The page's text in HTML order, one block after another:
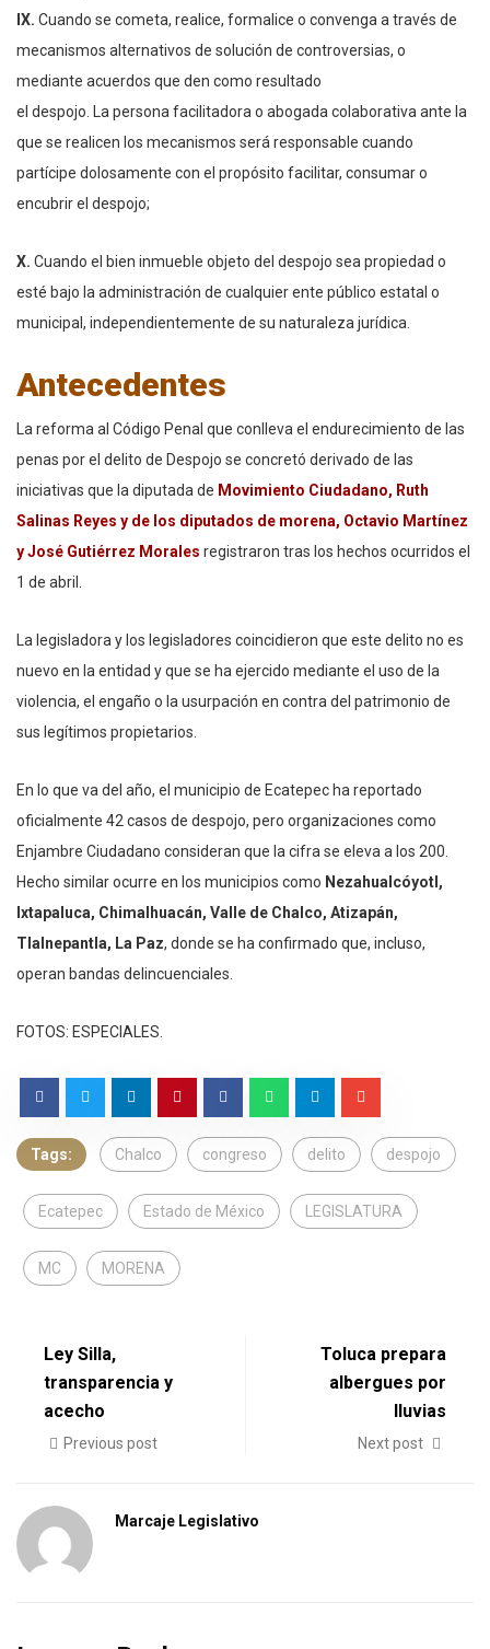
IX. Cuando se cometa, realice, formalice o convenga a través de
mecanismos alternativos de solución de controversias, o
mediante acuerdos que den como resultado
el despojo. La persona facilitadora o abogada colaborativa ante la
que se realicen los mecanismos será responsable cuando
partícipe dolosamente con el propósito facilitar, consumar o
encubrir el despojo;
X. Cuando el bien inmueble objeto del despojo sea propiedad o
esté bajo la administración de cualquier ente público estatal o
municipal, independientemente de su naturaleza jurídica.
Antecedentes
La reforma al Código Penal que conlleva el endurecimiento de las
penas por el delito de Despojo se concretó derivado de las
iniciativas que la diputada de Movimiento Ciudadano, Ruth
Salinas Reyes y de los diputados de morena, Octavio Martínez
y José Gutiérrez Morales registraron tras los hechos ocurridos el
1 de abril.
La legisladora y los legisladores coincidieron que este delito no es
nuevo en la entidad y que se ha ejercido mediante el uso de la
violencia, el engaño o la usurpación en contra del patrimonio de
sus legítimos propietarios.
En lo que va del año, el municipio de Ecatepec ha reportado
oficialmente 42 casos de despojo, pero organizaciones como
Enjambre Ciudadano consideran que la cifra se eleva a los 200.
Hecho similar ocurre en los municipios como Nezahualcóyotl,
Ixtapaluca, Chimalhuacán, Valle de Chalco, Atizapán,
Tlalnepantla, La Paz, donde se ha confirmado que, incluso,
operan bandas delincuenciales.
FOTOS: ESPECIALES.
Tags: Chalco congreso delito despojo
Ecatepec Estado de México LEGISLATURA
MC MORENA
Ley Silla,
transparencia y
acecho
Previous post
Toluca prepara
albergues por
lluvias
Next post
Marcaje Legislativo